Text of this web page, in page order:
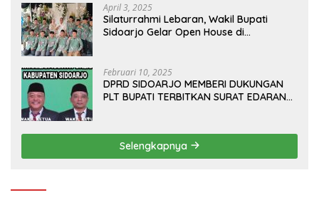
April 3, 2025
Silaturrahmi Lebaran, Wakil Bupati
Sidoarjo Gelar Open House di
Februari 10, 2025
DPRD SIDOARJO MEMBERI DUKUNGAN
PLT BUPATI TERBITKAN SURAT EDARAN
KELUAR KOTA
Selengkapnya